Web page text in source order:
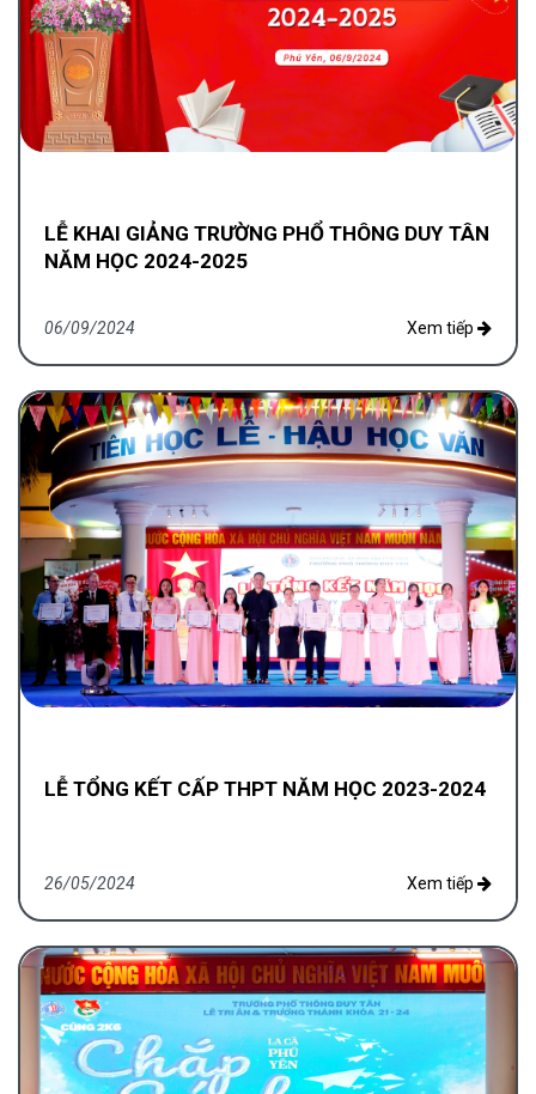
LỄ KHAI GIẢNG TRƯỜNG PHỔ THÔNG DUY TÂN
NĂM HỌC 2024-2025
06/09/2024 Xem tiếp
LỄ TỔNG KẾT CẤP THPT NĂM HỌC 2023-2024
26/05/2024 Xem tiếp